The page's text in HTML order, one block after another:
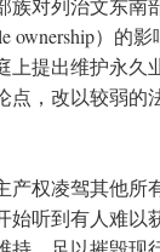
族对列治文东南
ownership）的
提出维护永久
，改以较弱的
权凌驾其他所
听到有人难以